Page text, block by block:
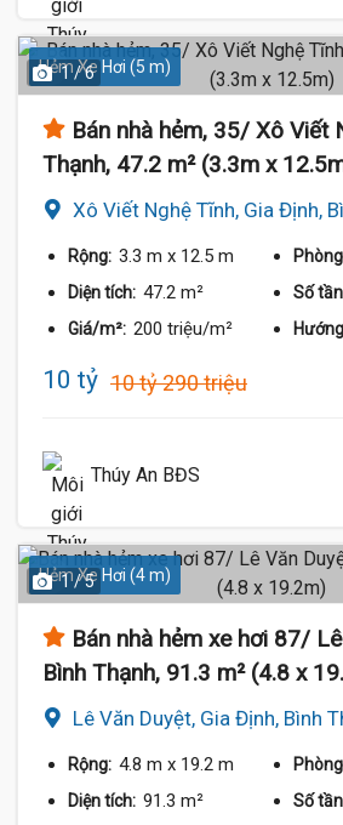
Hẻm Xe Hơi (5 m)
1 / 6
Bán nhà hẻm, 35/ Xô Viết
Thạnh, 47.2 m² (3.3m x
Xô Viết Nghệ Tĩnh, Gia Định,
Rộng: 3.3 m x 12.5 m
Diện tích: 47.2 m² Số
Giá/m²: 200 triệu/m²
10 tỷ 10 tỷ 290 triệu
Thúy An BĐS
Hẻm Xe Hơi (4 m)
1 / 5
Bán nhà hẻm xe hơi 87/
Bình Thạnh, 91.3 m² (4.8 x
Lê Văn Duyệt, Gia Định, Bình
Rộng: 4.8 m x 19.2 m
Diện tích: 91.3 m² Số